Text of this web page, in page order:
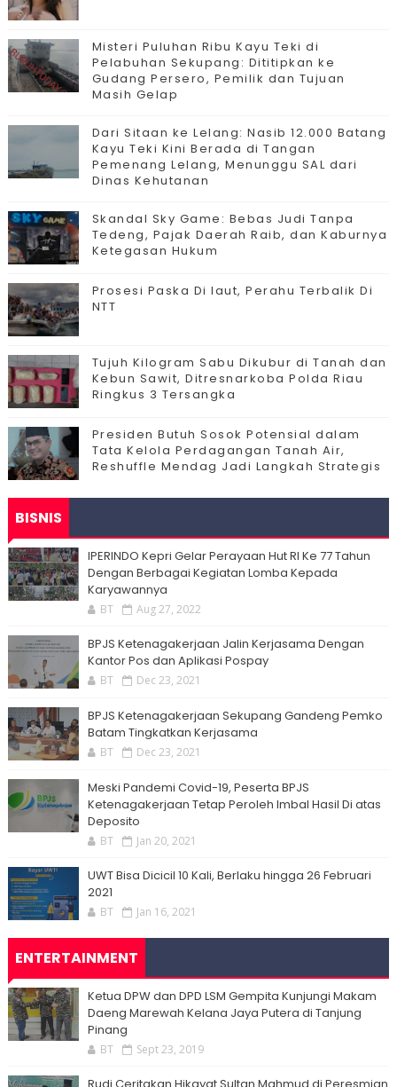
Misteri Puluhan Ribu Kayu Teki di
Pelabuhan Sekupang: Dititipkan ke
Gudang Persero, Pemilik dan Tujuan
Masih Gelap
Dari Sitaan ke Lelang: Nasib 12.000 Batang
Kayu Teki Kini Berada di Tangan
Pemenang Lelang, Menunggu SAL dari
Dinas Kehutanan
Skandal Sky Game: Bebas Judi Tanpa
Tedeng, Pajak Daerah Raib, dan Kaburnya
Ketegasan Hukum
Prosesi Paska Di laut, Perahu Terbalik Di
NTT
Tujuh Kilogram Sabu Dikubur di Tanah dan
Kebun Sawit, Ditresnarkoba Polda Riau
Ringkus 3 Tersangka
Presiden Butuh Sosok Potensial dalam
Tata Kelola Perdagangan Tanah Air,
Reshuffle Mendag Jadi Langkah Strategis
BISNIS
IPERINDO Kepri Gelar Perayaan Hut RI Ke 77 Tahun
Dengan Berbagai Kegiatan Lomba Kepada
Karyawannya
BT Aug 27, 2022
BPJS Ketenagakerjaan Jalin Kerjasama Dengan
Kantor Pos dan Aplikasi Pospay
BT Dec 23, 2021
BPJS Ketenagakerjaan Sekupang Gandeng Pemko
Batam Tingkatkan Kerjasama
BT Dec 23, 2021
Meski Pandemi Covid-19, Peserta BPJS
Ketenagakerjaan Tetap Peroleh Imbal Hasil Di atas
Deposito
BT Jan 20, 2021
UWT Bisa Dicicil 10 Kali, Berlaku hingga 26 Februari
2021
BT Jan 16, 2021
ENTERTAINMENT
Ketua DPW dan DPD LSM Gempita Kunjungi Makam
Daeng Marewah Kelana Jaya Putera di Tanjung
Pinang
BT Sept 23, 2019